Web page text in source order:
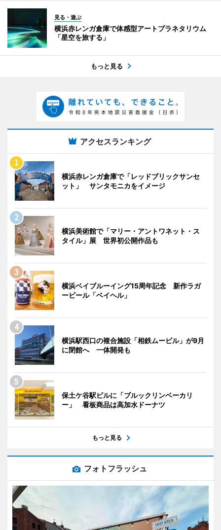
見る・遊ぶ
横浜赤レンガ倉庫で体感型アートプラネタリウム
「星空を旅する」
もっと見る
アクセスランキング
横浜赤レンガ倉庫で「レッドブリックサンセ
ット」 サンタモニカをイメージ
横浜美術館で「マリー・アントワネット・ス
タイル」展 世界初公開作品も
横浜ベイブルーイング15周年記念 新作ラガ
ービール「ベイヘル」
横浜駅西口の複合施設「相鉄ムービル」が9月
に閉館へ 一体開発も
保土ケ谷駅ビルに「ブルックリンベーカリ
ー」 看板商品は高加水ドーナツ
もっと見る
フォトフラッシュ